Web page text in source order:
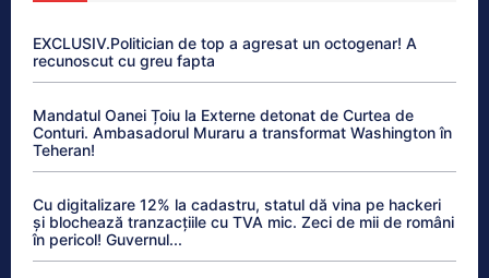
EXCLUSIV.Politician de top a agresat un octogenar! A
recunoscut cu greu fapta
Mandatul Oanei Țoiu la Externe detonat de Curtea de
Conturi. Ambasadorul Muraru a transformat Washington în
Teheran!
Cu digitalizare 12% la cadastru, statul dă vina pe hackeri
și blochează tranzacțiile cu TVA mic. Zeci de mii de români
în pericol! Guvernul...